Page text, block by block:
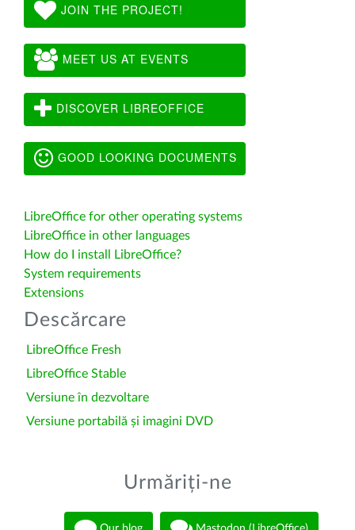
JOIN THE PROJECT!
MEET US AT EVENTS
DISCOVER LIBREOFFICE
GOOD LOOKING DOCUMENTS
LibreOffice for other operating systems
LibreOffice in other languages
How do I install LibreOffice?
System requirements
Extensions
Descărcare
LibreOffice Fresh
LibreOffice Stable
Versiune în dezvoltare
Versiune portabilă și imagini DVD
Urmăriți-ne